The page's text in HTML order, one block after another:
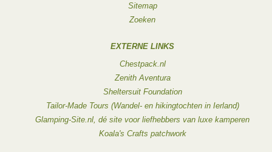
Sitemap
Zoeken
EXTERNE LINKS
Chestpack.nl
Zenith Aventura
Sheltersuit Foundation
Tailor-Made Tours (Wandel- en hikingtochten in Ierland)
Glamping-Site.nl, dé site voor liefhebbers van luxe kamperen
Koala's Crafts patchwork